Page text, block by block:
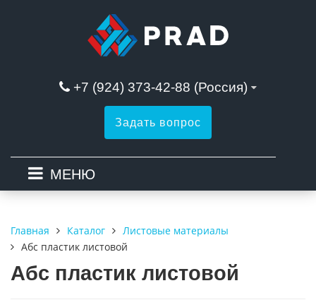
+7 (924) 373-42-88 (Россия)
Задать вопрос
МЕНЮ
Главная Каталог
Листовые материалы
Абс пластик листовой
Абс пластик листовой